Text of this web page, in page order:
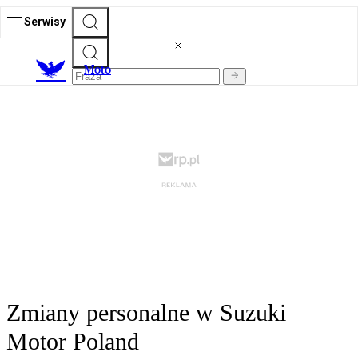
Serwisy
Moto
Zmiany personalne w Suzuki
Motor Poland